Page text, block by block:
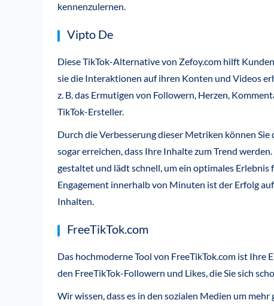
kennenzulernen.
Vipto De
Diese TikTok-Alternative von Zefoy.com hilft
sie die Interaktionen auf ihren Konten und Videos
z. B. das Ermutigen von Followern, Herzen,
TikTok-Ersteller.
Durch die Verbesserung dieser Metriken können
sogar erreichen, dass Ihre Inhalte zum Trend
gestaltet und lädt schnell, um ein optimales
Engagement innerhalb von Minuten ist der Erfolg
Inhalten.
FreeTikTok.com
Das hochmoderne Tool von FreeTikTok.com ist
den FreeTikTok-Followern und Likes, die Sie sich
Wir wissen, dass es in den sozialen Medien um